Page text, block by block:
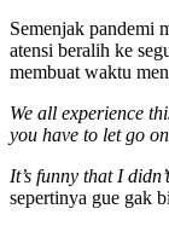
Semenjak pandemi
atensi beralih ke
membuat waktu
We all experience
you have to let go
It’s funny that I
sepertinya gue gak